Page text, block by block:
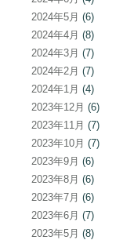
2024年5月 (6)
2024年4月 (8)
2024年3月 (7)
2024年2月 (7)
2024年1月 (4)
2023年12月 (6)
2023年11月 (7)
2023年10月 (7)
2023年9月 (6)
2023年8月 (6)
2023年7月 (6)
2023年6月 (7)
2023年5月 (8)